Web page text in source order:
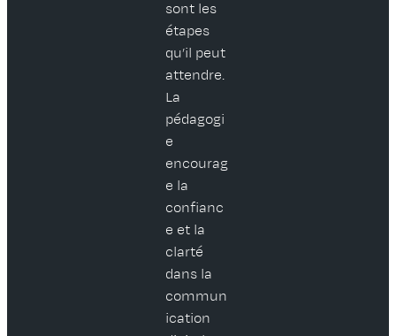
sont les
étapes
qu’il peut
attendre.
La
pédagogi
e
encourag
e la
confianc
e et la
clarté
dans la
commun
ication